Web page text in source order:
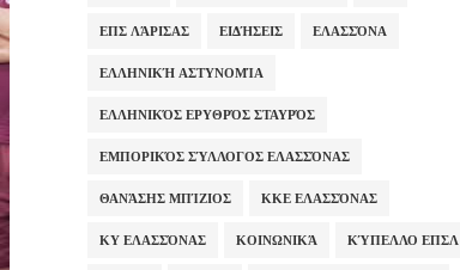
ΕΠΣ ΛΆΡΙΣΑΣ ΕΙΔΉΣΕΙΣ ΕΛΑΣΣΌΝΑ
ΕΛΛΗΝΙΚΉ ΑΣΤΥΝΟΜΊΑ
ΕΛΛΗΝΙΚΌΣ ΕΡΥΘΡΌΣ ΣΤΑΥΡΌΣ
ΕΜΠΟΡΙΚΌΣ ΣΎΛΛΟΓΟΣ ΕΛΑΣΣΌΝΑΣ
ΘΑΝΆΣΗΣ ΜΠΊΖΙΟΣ ΚΚΕ ΕΛΑΣΣΌΝΑΣ
ΚΥ ΕΛΑΣΣΌΝΑΣ ΚΟΙΝΩΝΙΚΆ ΚΎΠΕΛΛΟ ΕΠΣΛ